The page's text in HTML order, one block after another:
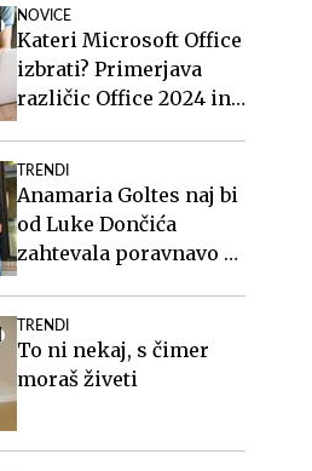
NOVICE
Kateri Microsoft Office
izbrati? Primerjava
različic Office 2024 in
TRENDI
Anamaria Goltes naj bi
od Luke Dončića
zahtevala poravnavo v
TRENDI
To ni nekaj, s čimer
moraš živeti